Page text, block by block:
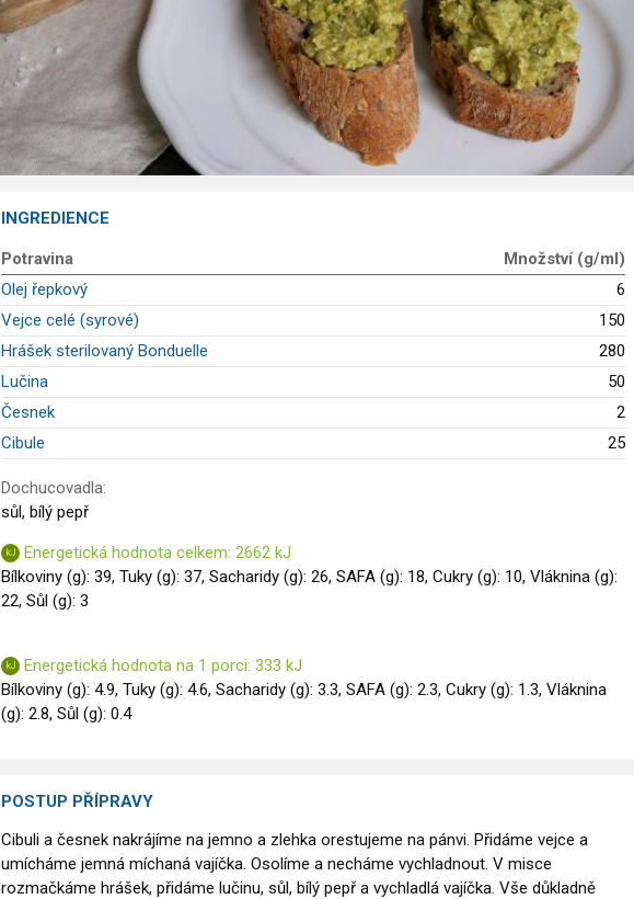
INGREDIENCE
Potravina
Množství (g/ml)
Olej řepkový
6
Vejce celé (syrové)
150
Hrášek sterilovaný Bonduelle
280
Lučina
50
Česnek
2
Cibule
25
Dochucovadla:
sůl, bílý pepř
Energetická hodnota celkem: 2662 kJ
Bílkoviny (g): 39, Tuky (g): 37, Sacharidy (g): 26, SAFA (g): 18, Cukry (g): 10, Vláknina (g):
22, Sůl (g): 3
Energetická hodnota na 1 porci: 333 kJ
Bílkoviny (g): 4.9, Tuky (g): 4.6, Sacharidy (g): 3.3, SAFA (g): 2.3, Cukry (g): 1.3, Vláknina
(g): 2.8, Sůl (g): 0.4
POSTUP PŘÍPRAVY
Cibuli a česnek nakrájíme na jemno a zlehka orestujeme na pánvi. Přidáme vejce a
umícháme jemná míchaná vajíčka. Osolíme a necháme vychladnout. V misce
rozmačkáme hrášek, přidáme lučinu, sůl, bílý pepř a vychladlá vajíčka. Vše důkladně